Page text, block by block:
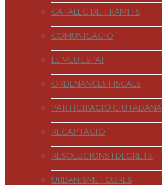
CATÀLEG DE TRÀMITS
COMUNICACIÓ
EL MEU ESPAI
ORDENANCES FISCALS
PARTICIPACIÓ CIUTADANA
RECAPTACIÓ
RESOLUCIONS I DECRETS
URBANISME I OBRES